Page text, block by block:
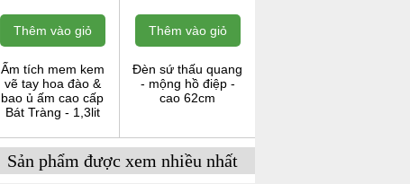
Thêm vào giỏ
Ấm tích mem kem
vẽ tay hoa đào &
bao ủ ấm cao cấp
Bát Tràng - 1,3lit
Thêm vào giỏ
Đèn sứ thấu quang
- mộng hồ điệp -
cao 62cm
Sản phẩm được xem nhiều nhất